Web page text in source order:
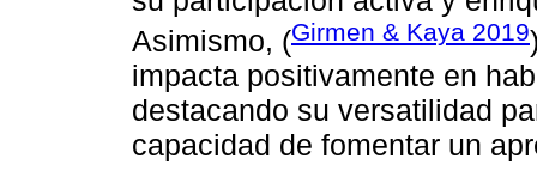
Asimismo, (Girmen & Kaya 2019
impacta positivamente en
destacando su versatilidad
capacidad de fomentar un